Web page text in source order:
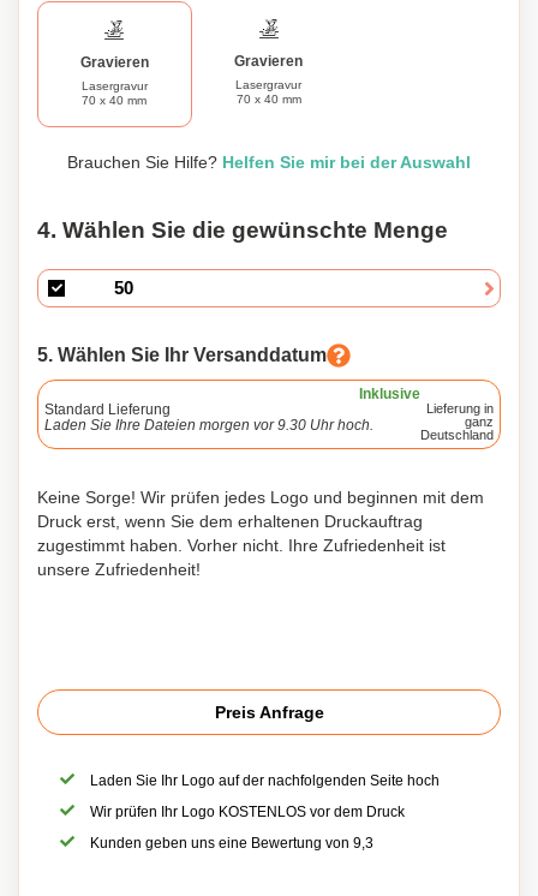
Gravieren
Lasergravur
70 x 40 mm
Gravieren
Lasergravur
70 x 40 mm
Brauchen Sie Hilfe? Helfen Sie mir bei der Auswahl
4. Wählen Sie die gewünschte Menge
5. Wählen Sie Ihr Versanddatum
Inklusive
Standard Lieferung
Laden Sie Ihre Dateien morgen vor 9.30 Uhr hoch.
Lieferung in
ganz
Deutschland
Keine Sorge! Wir prüfen jedes Logo und beginnen mit dem
Druck erst, wenn Sie dem erhaltenen Druckauftrag
zugestimmt haben. Vorher nicht. Ihre Zufriedenheit ist
unsere Zufriedenheit!
Preis Anfrage
Laden Sie Ihr Logo auf der nachfolgenden Seite hoch
Wir prüfen Ihr Logo KOSTENLOS vor dem Druck
Kunden geben uns eine Bewertung von 9,3